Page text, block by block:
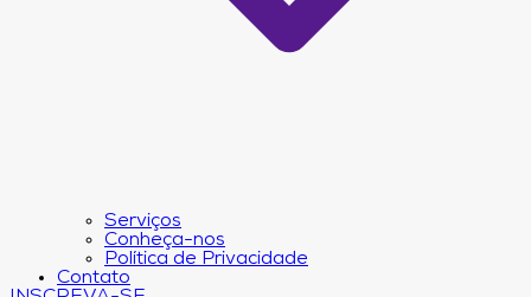
Serviços
Conheça-nos
Política de Privacidade
Contato